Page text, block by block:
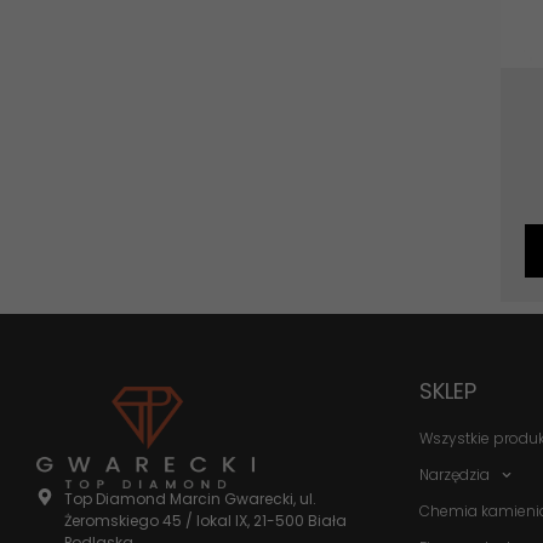
Top Diamond Marcin Gwarecki, ul.
Żeromskiego 45 / lokal IX, 21-500 Biała
SKLEP
Wszystkie
Narzędzia
Chemia